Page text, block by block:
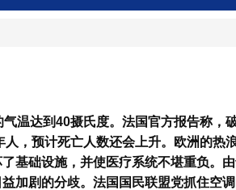
温达到40摄氏度。法国官方报告称，
，预计死亡人数还会上升。欧洲的热
基础设施，并使医疗系统不堪重负。
加剧的分歧。法国国民联盟党抓住空